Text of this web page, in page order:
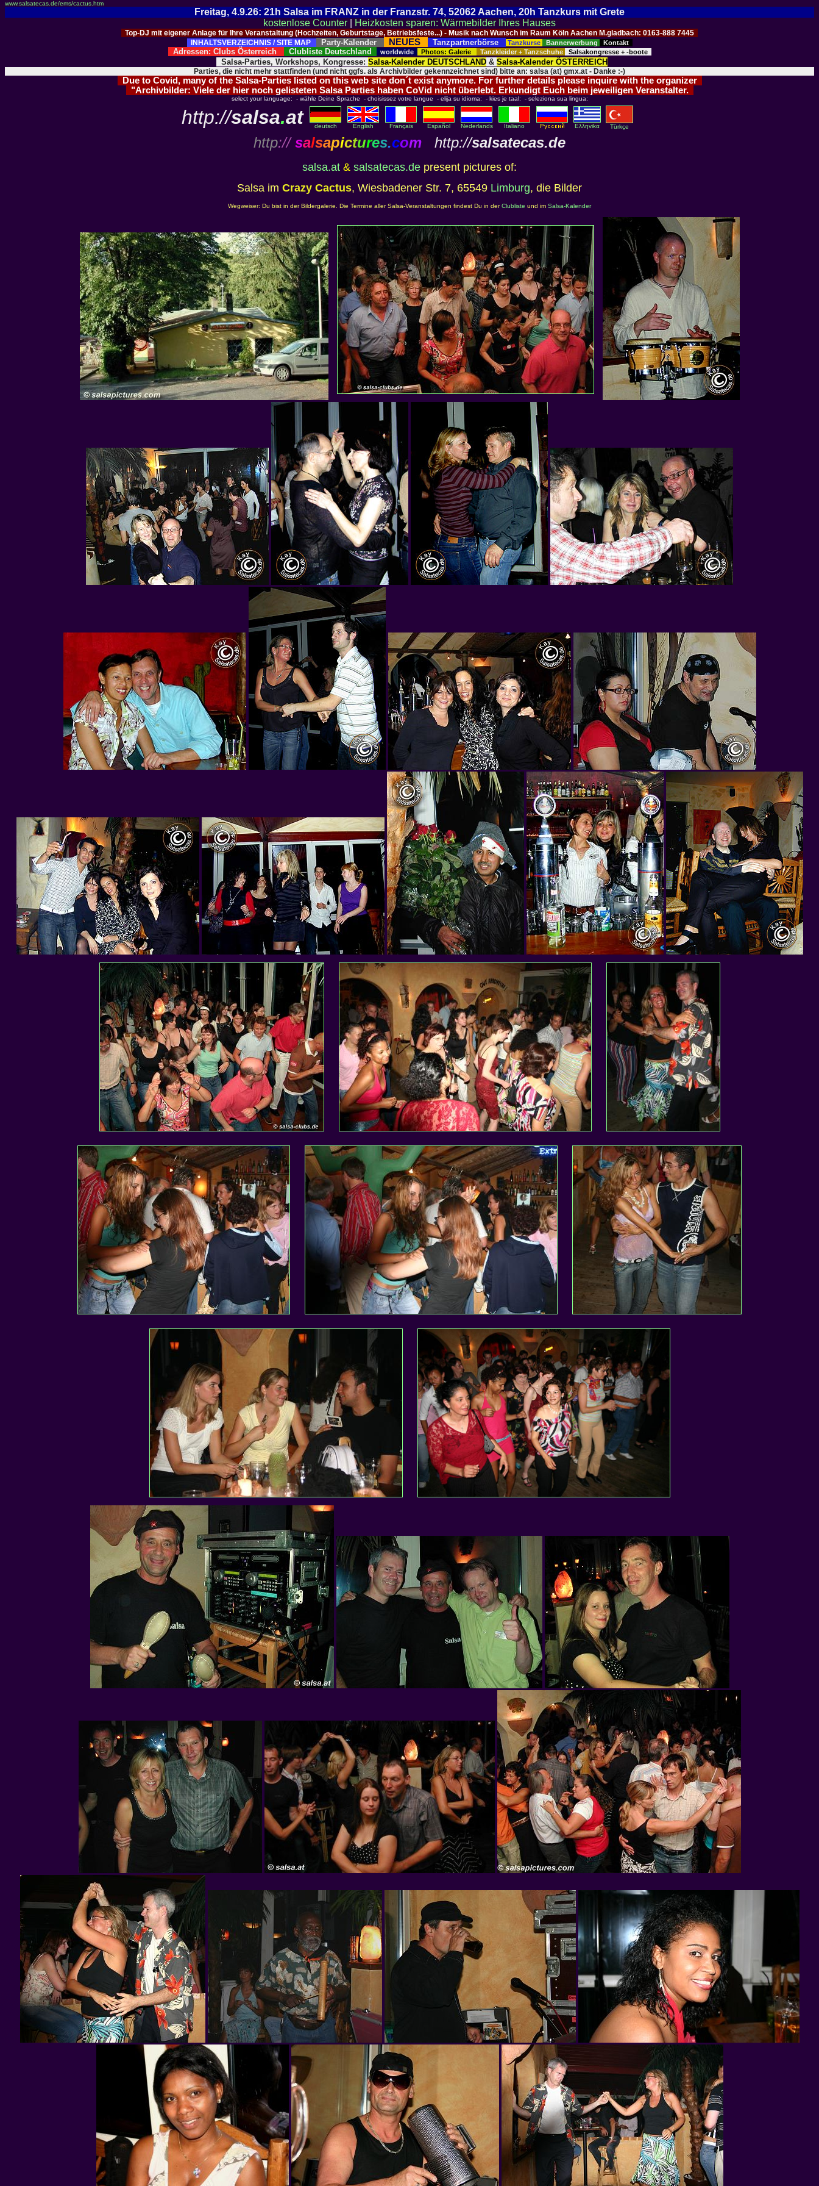
www.salsatecas.de/ems/cactus.htm
Freitag, 4.9.26: 21h Salsa im FRANZ in der Franzstr. 74, 52062 Aachen, 20h Tanzkurs mit Grete
kostenlose Counter
Heizkosten sparen: Wärmebilder Ihres Hauses
Top-DJ mit eigener Anlage für Ihre Veranstaltung (Hochzeiten, Geburtstage, Betriebsfeste...) - Musik nach Wunsch im Raum Köln Aachen M.gladbach: 0163-888 7445
INHALTSVERZEICHNIS / SITE MAP
Party-Kalender NEUES Tanzpartnerbörse Tanzkurse Bannerwerbung Kontakt
Adressen: Clubs Österreich Clubliste Deutschland worldwide Photos: Galerie Tanzkleider + Tanzschuhe Salsakongresse + -boote
Salsa-Parties, Workshops, Kongresse: Salsa-Kalender DEUTSCHLAND & Salsa-Kalender ÖSTERREICH
Parties, die nicht mehr stattfinden (und nicht ggfs. als Archivbilder gekennzeichnet sind) bitte an: salsa (at) gmx.at - Danke :-)
Due to Covid, many of the Salsa-Parties listed on this web site don´t exist anymore. For further details please inquire with the organizer
"Archivbilder: Viele der hier noch gelisteten Salsa Parties haben CoVid nicht überlebt. Erkundigt Euch beim jeweiligen Veranstalter.
select your language: - wähle Deine Sprache - choisissez votre langue - elija su idioma: - kies je taal: - seleziona sua lingua:
http://salsa.at deutsch English Français Español Nederlands Italiano Eλληvikα Türkçe
http:// salsapictures.com http://salsatecas.de
salsa.at & salsatecas.de present pictures of:
Salsa im Crazy Cactus, Wiesbadener Str. 7, 65549 Limburg, die Bilder
Wegweiser: Du bist in der Bildergalerie. Die Termine aller Salsa-Veranstaltungen findest Du in derClubliste und im Salsa-Kalender